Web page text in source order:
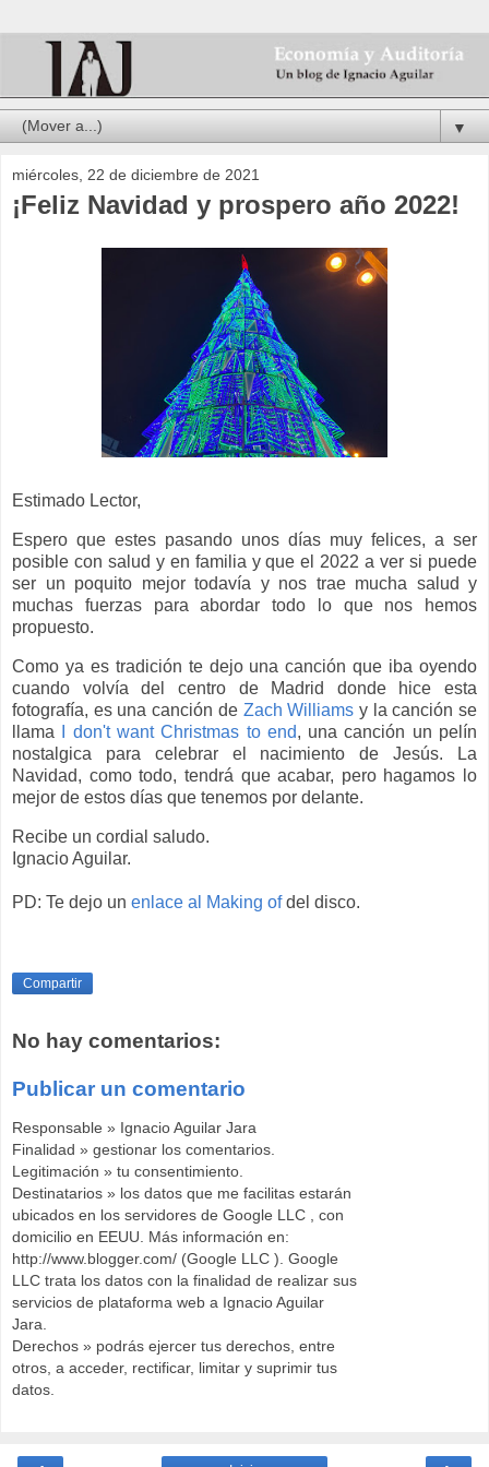
▼
miércoles, 22 de diciembre de 2021
¡Feliz Navidad y prospero año 2022!
Estimado Lector,
Espero que estes pasando unos días muy felices, a ser
posible con salud y en familia y que el 2022 a ver si puede
ser un poquito mejor todavía y nos trae mucha salud y
muchas fuerzas para abordar todo lo que nos hemos
propuesto.
Como ya es tradición te dejo una canción que iba oyendo
cuando volvía del centro de Madrid donde hice esta
fotografía, es una canción de Zach Williams y la canción se
llama
I don't want Christmas to end, una canción un pelín
nostalgica para celebrar el nacimiento de Jesús. La
Navidad, como todo, tendrá que acabar, pero hagamos lo
mejor de estos días que tenemos por delante.
Recibe un cordial saludo.
Ignacio Aguilar.
PD: Te dejo un enlace al Making ofdel disco.
Compartir
No hay comentarios:
Publicar un comentario
Responsable » Ignacio Aguilar Jara
Finalidad » gestionar los comentarios.
Legitimación » tu consentimiento.
Destinatarios » los datos que me facilitas estarán
ubicados en los servidores de Google LLC , con
domicilio en EEUU. Más información en:
http://www.blogger.com/ (Google LLC ). Google
LLC trata los datos con la finalidad de realizar sus
servicios de plataforma web a Ignacio Aguilar
Jara.
Derechos » podrás ejercer tus derechos, entre
otros, a acceder, rectificar, limitar y suprimir tus
datos.